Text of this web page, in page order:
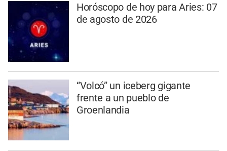
Horóscopo de hoy para Aries: 07
de agosto de 2026
“Volcó” un iceberg gigante
frente a un pueblo de
Groenlandia